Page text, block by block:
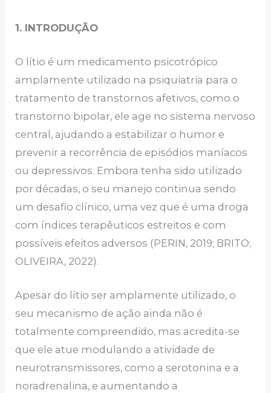
1. INTRODUÇÃO
O lítio é um medicamento psicotrópico
amplamente utilizado na psiquiatria para o
tratamento de transtornos afetivos, como o
transtorno bipolar, ele age no sistema nervoso
central, ajudando a estabilizar o humor e
prevenir a recorrência de episódios maníacos
ou depressivos. Embora tenha sido utilizado
por décadas, o seu manejo continua sendo
um desafio clínico, uma vez que é uma droga
com índices terapêuticos estreitos e com
possíveis efeitos adversos (PERIN, 2019; BRITO;
OLIVEIRA, 2022).
Apesar do lítio ser amplamente utilizado, o
seu mecanismo de ação ainda não é
totalmente compreendido, mas acredita-se
que ele atue modulando a atividade de
neurotransmissores, como a serotonina e a
noradrenalina, e aumentando a